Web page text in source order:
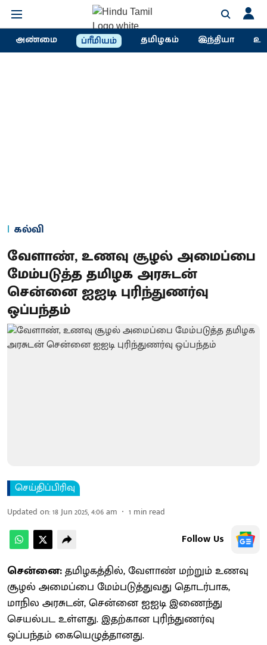
அண்மை ப்ரீமியம் தமிழகம் இந்தியா
கல்வி
வேளாண், உணவு சூழல் அமைப்பை
மேம்படுத்த தமிழக அரசுடன்
சென்னை ஐஐடி புரிந்துணர்வு
ஒப்பந்தம்
செய்திப்பிரிவு
Updated on:18 Jun 2025, 4:06 am 1 min read
Follow Us
சென்னை:தமிழகத்தில், வேளாண் மற்றும் உணவு
சூழல் அமைப்பை மேம்படுத்துவது தொடர்பாக,
மாநில அரசுடன், சென்னை ஐஐடி இணைந்து
செயல்பட உள்ளது. இதற்கான புரிந்துணர்வு
ஒப்பந்தம் கையெழுத்தானது.